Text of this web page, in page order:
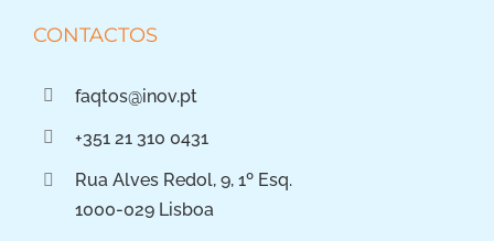
CONTACTOS
faqtos@inov.pt
+351 21 310 0431
Rua Alves Redol, 9, 1º Esq.
1000-029 Lisboa